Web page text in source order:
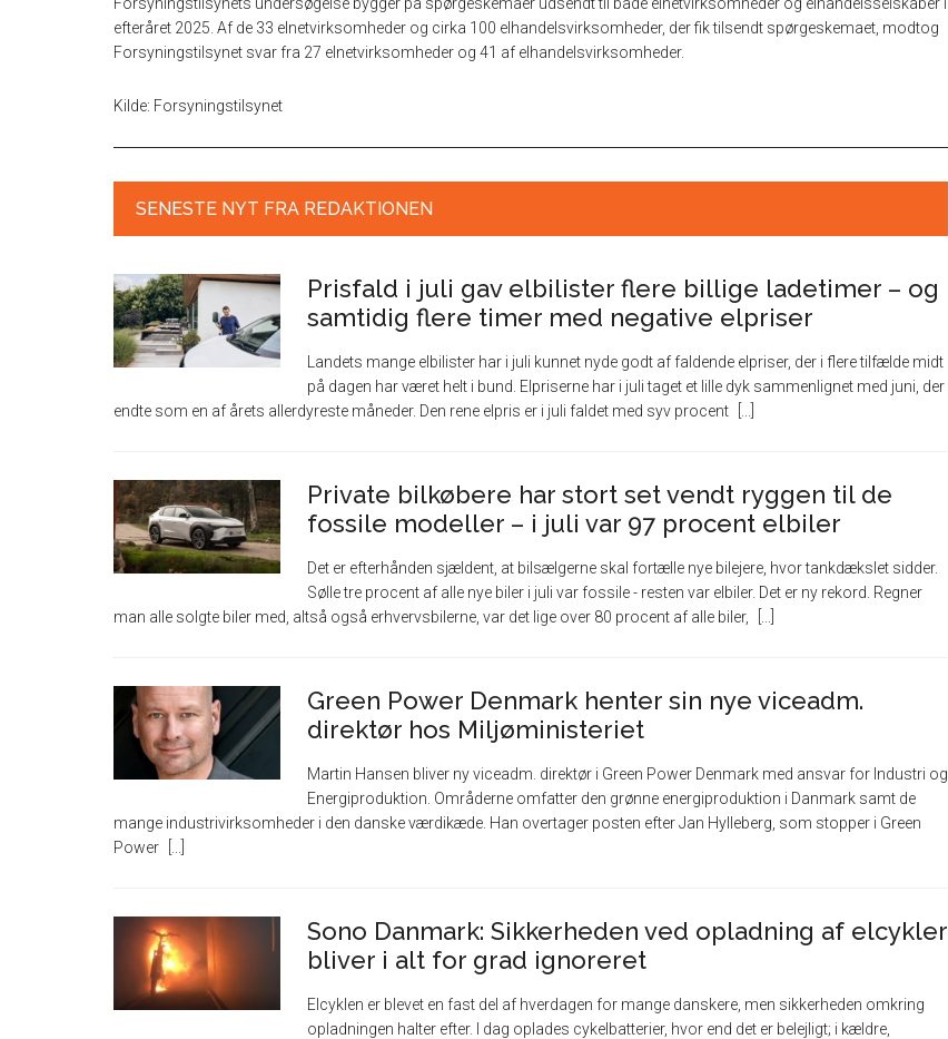
efteråret 2025. Af de 33 elnetvirksomheder og cirka 100 elhandelsvirksomheder, der fik tilsendt spørgeskemaet, modtog
Forsyningstilsynet svar fra 27 elnetvirksomheder og 41 af elhandelsvirksomheder.
Kilde: Forsyningstilsynet
SENESTE NYT FRA REDAKTIONEN
Prisfald i juli gav elbilister flere billige ladetimer – og
samtidig flere timer med negative elpriser
Landets mange elbilister har i juli kunnet nyde godt af faldende elpriser, der i flere tilfælde midt
på dagen har været helt i bund. Elpriserne har i juli taget et lille dyk sammenlignet med juni, der
endte som en af årets allerdyreste måneder. Den rene elpris er i juli faldet med syv procent
Private bilkøbere har stort set vendt ryggen til de
fossile modeller – i juli var 97 procent elbiler
Det er efterhånden sjældent, at bilsælgerne skal fortælle nye bilejere, hvor tankdækslet sidder.
Sølle tre procent af alle nye biler i juli var fossile - resten var elbiler. Det er ny rekord. Regner
man alle solgte biler med, altså også erhvervsbilerne, var det lige over 80 procent af alle biler,
Green Power Denmark henter sin nye viceadm.
direktør hos Miljøministeriet
Martin Hansen bliver ny viceadm. direktør i Green Power Denmark med ansvar for Industri og
Energiproduktion. Områderne omfatter den grønne energiproduktion i Danmark samt de
mange industrivirksomheder i den danske værdikæde. Han overtager posten efter Jan Hylleberg, som stopper i Green
Power
Sono Danmark: Sikkerheden ved opladning af elcykler
bliver i alt for grad ignoreret
Elcyklen er blevet en fast del af hverdagen for mange danskere, men sikkerheden omkring
opladningen halter efter. I dag oplades cykelbatterier, hvor end det er belejligt; i kældre,